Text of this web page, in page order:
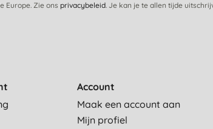
Europe. Zie ons privacybeleid. Je kan je te allen tijde
Account
Maak een account aan
Mijn profiel